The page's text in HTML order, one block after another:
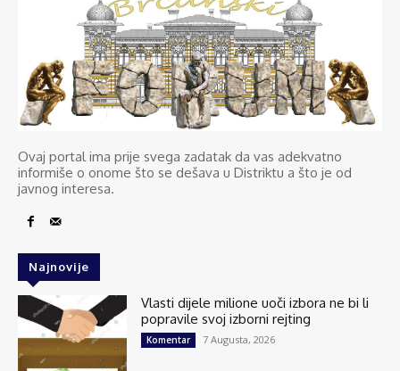
Ovaj portal ima prije svega zadatak da vas adekvatno
informiše o onome što se dešava u Distriktu a što je od
javnog interesa.
Najnovije
Vlasti dijele milione uoči izbora ne bi li
popravile svoj izborni rejting
Komentar 7 Augusta, 2026